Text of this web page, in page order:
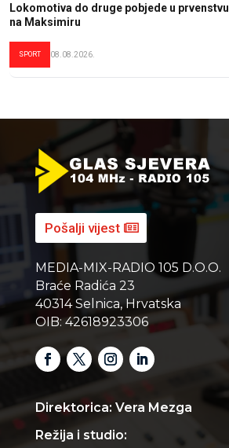
Lokomotiva do druge pobjede u
na Maksimiru
SPORT 08.08.2026.
Pošalji vijest
MEDIA-MIX-RADIO 105 D.O.O.
Braće Radića 23
40314 Selnica, Hrvatska
OIB: 42618923306
Direktorica: Vera Mezga
Režija i studio: